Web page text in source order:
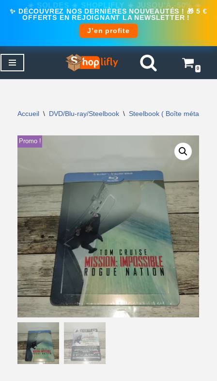
✨ DÉCOUVREZ NOS DERNIÈRES NOUVEAUTÉS ! 🎁 5 €
OFFERTS EN REJOIGNANT LA NEWSLETTER !
J’en profite
Aller
0
Accueil \ DVD/Blu-ray/Steelbook \ Steelbook ( Boîte métal )
Promo !